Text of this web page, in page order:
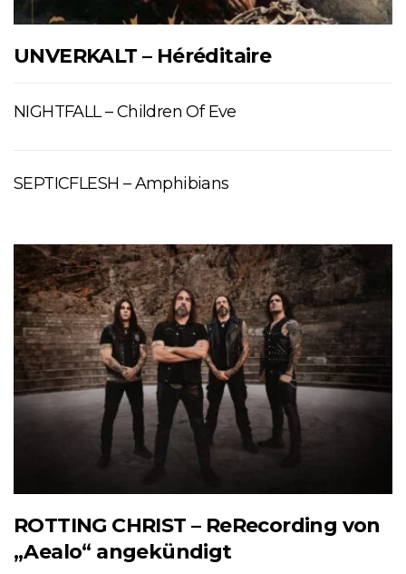
UNVERKALT – Héréditaire
NIGHTFALL – Children Of Eve
SEPTICFLESH – Amphibians
ROTTING CHRIST – ReRecording von
„Aealo“ angekündigt